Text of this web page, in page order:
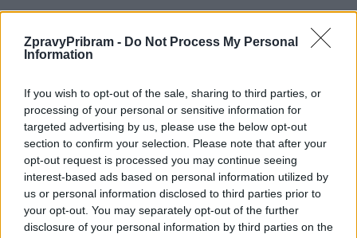
ZpravyPribram - Do Not Process My Personal
Information
If you wish to opt-out of the sale, sharing to third parties, or
processing of your personal or sensitive information for
targeted advertising by us, please use the below opt-out
section to confirm your selection. Please note that after your
opt-out request is processed you may continue seeing
interest-based ads based on personal information utilized by
us or personal information disclosed to third parties prior to
your opt-out. You may separately opt-out of the further
disclosure of your personal information by third parties on the
TAGY cestovní ruch chatky Jan Konvalinka
karavan
kemp
Nový rybník
Předchozí článek Následující článek